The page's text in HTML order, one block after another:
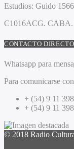
Estudios: Guido
C1016ACG. CABA.
CONTACTO DIRECTO
Whatsapp para
Para comunicarse
+ (54) 9 11
+ (54) 9 11
© 2018 Radio